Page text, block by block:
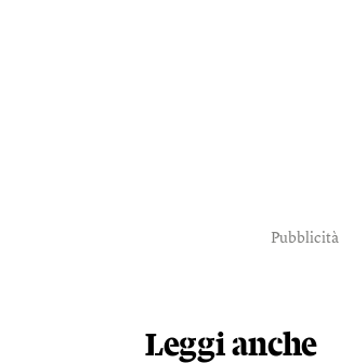
Pubblicità
Leggi anche